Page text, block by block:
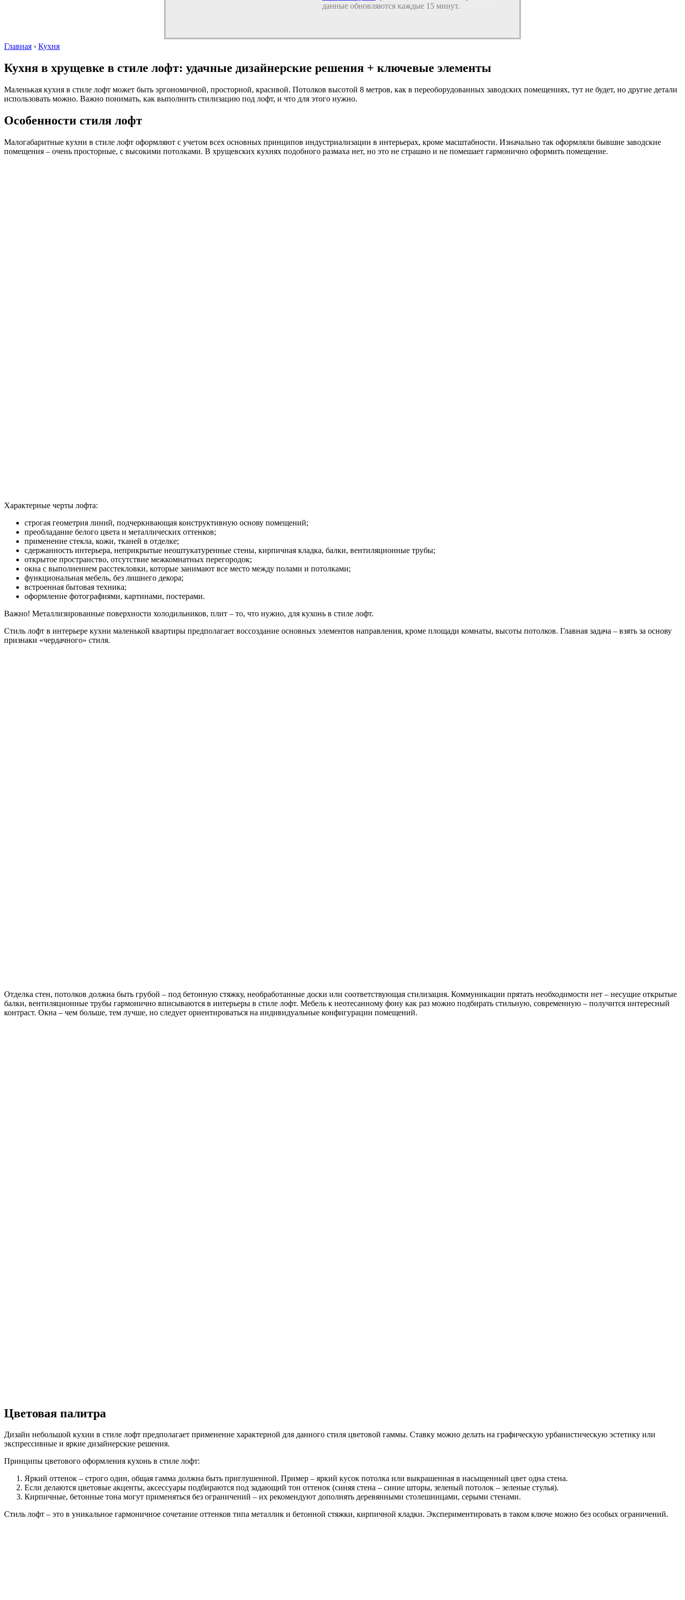
данные обновляются каждые 15 минут.
Главная › Кухня
Кухня в хрущевке в стиле лофт: удачные дизайнерские решения + ключевые элементы
Маленькая кухня в стиле лофт может быть эргономичной, просторной, красивой. Потолков высотой 8 метров, как в переоборудованных заводских помещениях, тут не будет, но другие детали
использовать можно. Важно понимать, как выполнить стилизацию под лофт, и что для этого нужно.
Особенности стиля лофт
Малогабаритные кухни в стиле лофт оформляют с учетом всех основных принципов индустриализации в интерьерах, кроме масштабности. Изначально так оформляли бывшие заводские
помещения – очень просторные, с высокими потолками. В хрущевских кухнях подобного размаха нет, но это не страшно и не помешает гармонично оформить помещение.
Характерные черты лофта:
строгая геометрия линий, подчеркивающая конструктивную основу помещений;
преобладание белого цвета и металлических оттенков;
применение стекла, кожи, тканей в отделке;
сдержанность интерьера, неприкрытые неоштукатуренные стены, кирпичная кладка, балки, вентиляционные трубы;
открытое пространство, отсутствие межкомнатных перегородок;
окна с выполнением расстекловки, которые занимают все место между полами и потолками;
функциональная мебель, без лишнего декора;
встроенная бытовая техника;
оформление фотографиями, картинами, постерами.
Важно! Металлизированные поверхности холодильников, плит – то, что нужно, для кухонь в стиле лофт.
Стиль лофт в интерьере кухни маленькой квартиры предполагает воссоздание основных элементов направления, кроме площади комнаты, высоты потолков. Главная задача – взять за основу
признаки «чердачного» стиля.
Отделка стен, потолков должна быть грубой – под бетонную стяжку, необработанные доски или соответствующая стилизация. Коммуникации прятать необходимости нет – несущие открытые
балки, вентиляционные трубы гармонично вписываются в интерьеры в стиле лофт. Мебель к неотесанному фону как раз можно подбирать стильную, современную – получится интересный
контраст. Окна – чем больше, тем лучше, но следует ориентироваться на индивидуальные конфигурации помещений.
Цветовая палитра
Дизайн небольшой кухни в стиле лофт предполагает применение характерной для данного стиля цветовой гаммы. Ставку можно делать на графическую урбанистическую эстетику или
экспрессивные и яркие дизайнерские решения.
Принципы цветового оформления кухонь в стиле лофт:
Яркий оттенок – строго один, общая гамма должна быть приглушенной. Пример – яркий кусок потолка или выкрашенная в насыщенный цвет одна стена.
Если делаются цветовые акценты, аксессуары подбираются под задающий тон оттенок (синяя стена – синие шторы, зеленый потолок – зеленые стулья).
Кирпичные, бетонные тона могут применяться без ограничений – их рекомендуют дополнять деревянными столешницами, серыми стенами.
Стиль лофт – это в уникальное гармоничное сочетание оттенков типа металлик и бетонной стяжки, кирпичной кладки. Экспериментировать в таком ключе можно без особых ограничений.